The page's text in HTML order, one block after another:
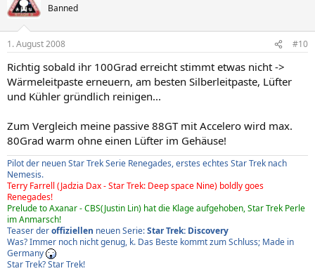
Banned
1. August 2008 #10
Richtig sobald ihr 100Grad erreicht stimmt etwas nicht ->
Wärmeleitpaste erneuern, am besten Silberleitpaste, Lüfter
und Kühler gründlich reinigen...
Zum Vergleich meine passive 88GT mit Accelero wird max.
80Grad warm ohne einen Lüfter im Gehäuse!
Pilot der neuen Star Trek Serie Renegades, erstes echtes Star Trek nach
Nemesis.
Terry Farrell (Jadzia Dax - Star Trek: Deep space Nine) boldly goes
Renegades!
Prelude to Axanar - CBS(Justin Lin) hat die Klage aufgehoben, Star Trek Perle
im Anmarsch!
Teaser deroffiziellen neuen Serie:Star Trek: Discovery
Was? Immer noch nicht genug, k. Das Beste kommt zum Schluss; Made in
Germany
Star Trek? Star Trek!